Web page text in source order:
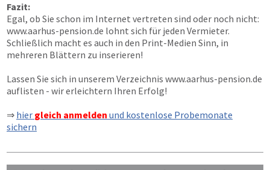
Fazit:
Egal, ob Sie schon im Internet vertreten sind oder noch nicht:
www.aarhus-pension.de lohnt sich für jeden Vermieter.
Schließlich macht es auch in den Print-Medien Sinn, in
mehreren Blättern zu inserieren!
Lassen Sie sich in unserem Verzeichnis www.aarhus-pension.de
auflisten - wir erleichtern Ihren Erfolg!
⇒ hier gleich anmelden und kostenlose Probemonate
sichern